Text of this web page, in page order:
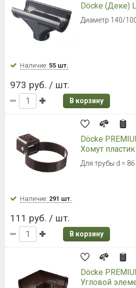
Döcke (Деке)
Диаметр 140/
Наличие: 55 шт.
973 руб. / шт.
В корзину
Döcke
Хомут
Для трубы d =
Наличие: 291 шт.
111 руб. / шт.
В корзину
Döcke
Угловой